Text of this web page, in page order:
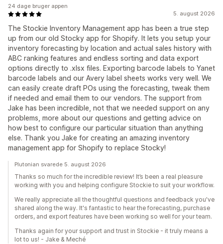
5. august 2026
The Stockie Inventory Management app has been a true step
up from our old Stocky app for Shopify. It lets you setup your
inventory forecasting by location and actual sales history with
ABC ranking features and endless sorting and data export
options directly to .xlsx files. Exporting barcode labels to Yanet
barcode labels and our Avery label sheets works very well. We
can easily create draft POs using the forecasting, tweak them
if needed and email them to our vendors. The support from
Jake has been incredible, not that we needed support on any
problems, more about our questions and getting advice on
how best to configure our particular situation than anything
else. Thank you Jake for creating an amazing inventory
management app for Shopify to replace Stocky!
24 dage bruger appen
Plutonian svarede 5. august 2026
Thanks so much for the incredible review! It’s been a real pleasure
working with you and helping configure Stockie to suit your workflow.
We really appreciate all the thoughtful questions and feedback you've
shared along the way. It's fantastic to hear the forecasting, purchase
orders, and export features have been working so well for your team.
Thanks again for your support and trust in Stockie - it truly means a
lot to us! - Jake & Meché